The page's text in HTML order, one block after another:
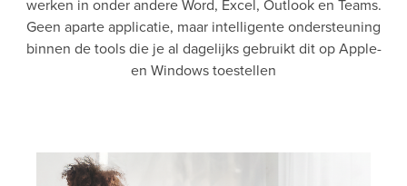
werken in onder andere Word, Excel, Outlook en Teams.
Geen aparte applicatie, maar intelligente ondersteuning
binnen de tools die je al dagelijks gebruikt dit op Apple-
en Windows toestellen